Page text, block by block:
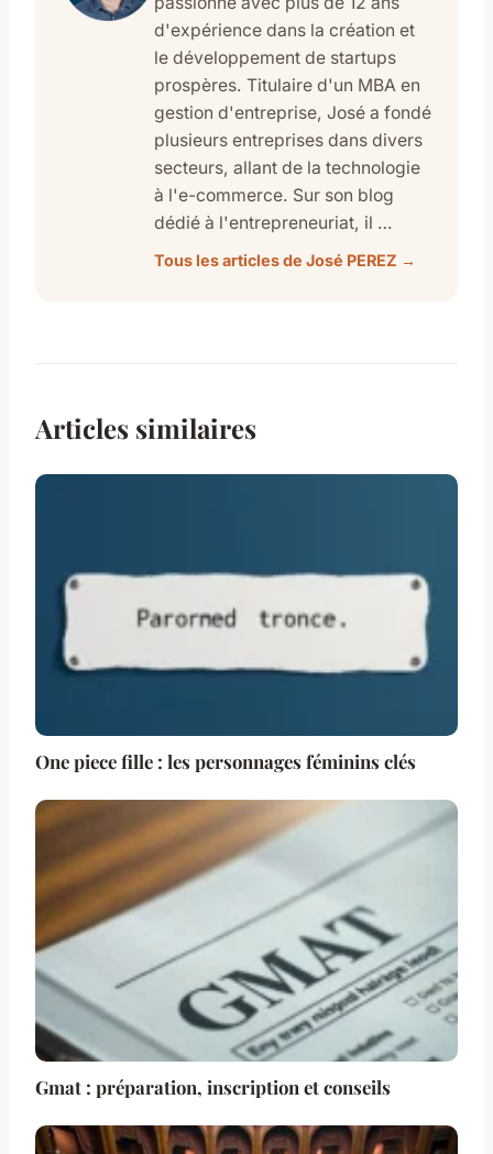
d'expérience dans la création et
le développement de startups
prospères. Titulaire d'un MBA en
gestion d'entreprise, José a fondé
plusieurs entreprises dans divers
secteurs, allant de la technologie
à l'e-commerce. Sur son blog
dédié à l'entrepreneuriat, il …
Tous les articles de José PEREZ →
Articles similaires
One piece fille : les personnages féminins clés
Gmat : préparation, inscription et conseils